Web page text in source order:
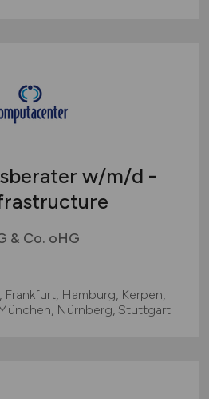
w/m/d -
& Co. oHG
Frankfurt, Hamburg, Kerpen,
Nürnberg, Stuttgart